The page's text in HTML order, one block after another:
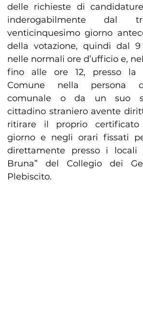
delle richieste di
inderogabilmente dal
venticinquesimo giorno
della votazione, quindi dal
nelle normali ore d’ufficio e,
fino alle ore 12, presso la
Comune nella persona
comunale o da un suo
cittadino straniero avente
ritirare il proprio certificato
giorno e negli orari fissati
direttamente presso i locali
Bruna” del Collegio dei
Plebiscito.